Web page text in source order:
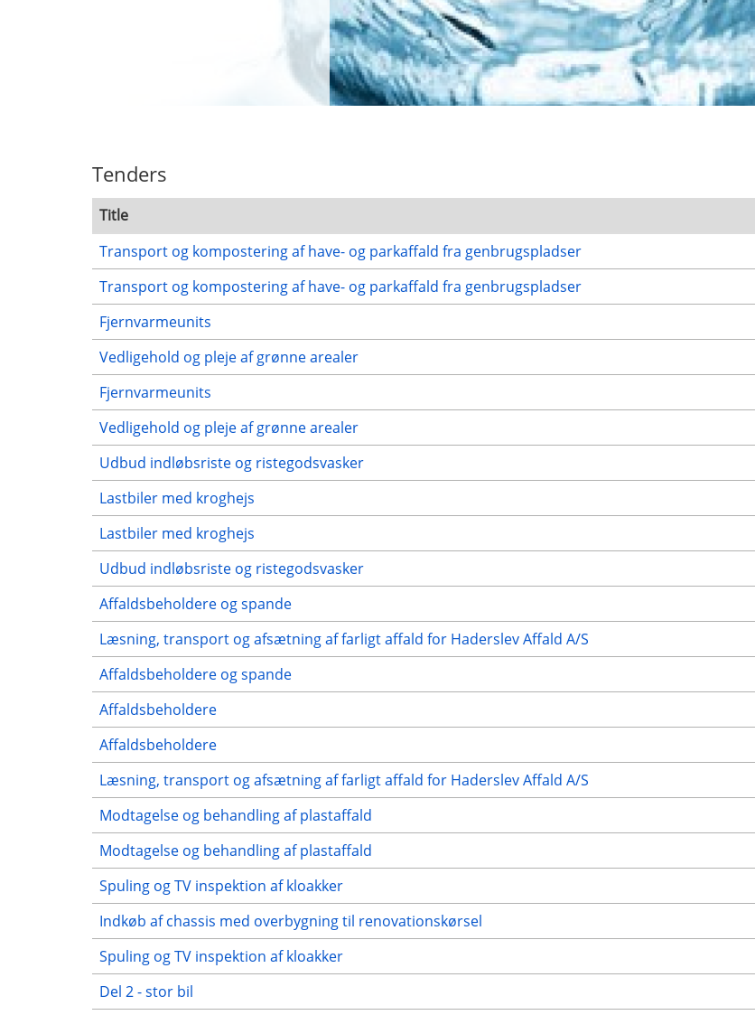
Tenders
Title
Transport og kompostering af have- og parkaffald fra genbrugspladser
Transport og kompostering af have- og parkaffald fra genbrugspladser
Fjernvarmeunits
Vedligehold og pleje af grønne arealer
Fjernvarmeunits
Vedligehold og pleje af grønne arealer
Udbud indløbsriste og ristegodsvasker
Lastbiler med kroghejs
Lastbiler med kroghejs
Udbud indløbsriste og ristegodsvasker
Affaldsbeholdere og spande
Læsning, transport og afsætning af farligt affald for Haderslev Affald A/S
Affaldsbeholdere og spande
Affaldsbeholdere
Affaldsbeholdere
Læsning, transport og afsætning af farligt affald for Haderslev Affald A/S
Modtagelse og behandling af plastaffald
Modtagelse og behandling af plastaffald
Spuling og TV inspektion af kloakker
Indkøb af chassis med overbygning til renovationskørsel
Spuling og TV inspektion af kloakker
Del 2 - stor bil